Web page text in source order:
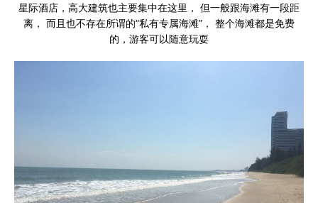
星际酒店，高大建筑也主要集中在这里， 但一般跟海滩有一段距
离， 而且也不存在所谓的“私有专属海滩”， 整个海滩都是免费
的，游客可以随意玩耍